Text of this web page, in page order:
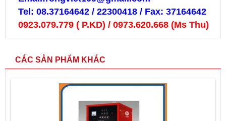
Tel: 08.37164642 / 22300418 / Fax: 37164642
0923.079.779 ( P.KD) / 0973.620.668 (Ms Thu)
CÁC SẢN PHẨM KHÁC